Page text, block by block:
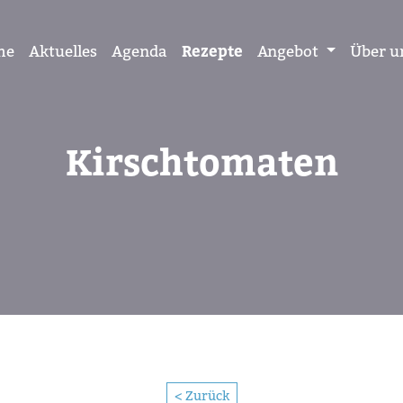
Aktuelles Agenda Rezepte Angebot Über
Kirschtomaten
< Zurück